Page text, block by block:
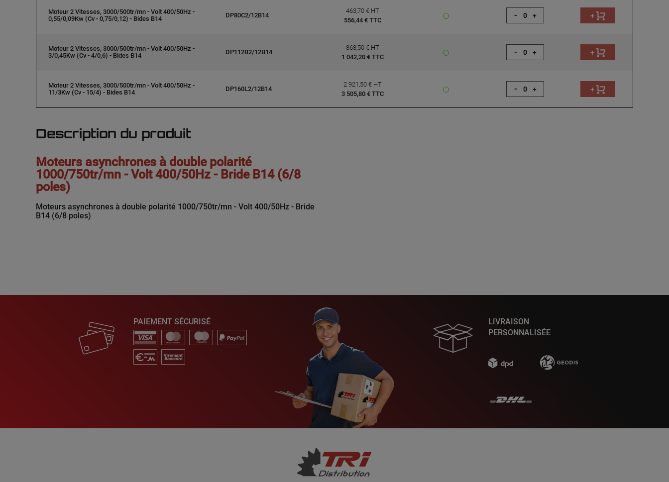
Moteur 2 Vitesses, 3000/500tr/mn - Volt 400/50Hz -
0,55/0,09Kw (Cv - 0,75/0,12) - Bides B14
DP80C2/12B14
463,70 € HT
556,44 € TTC
- + +
Moteur 2 Vitesses, 3000/500tr/mn - Volt 400/50Hz -
3/0,45Kw (Cv - 4/0,6) - Bides B14
DP112B2/12B14
868,50 € HT
1 042,20 € TTC
- + +
Moteur 2 Vitesses, 3000/500tr/mn - Volt 400/50Hz -
11/3Kw (Cv - 15/4) - Bides B14
DP160L2/12B14
2 921,50 € HT
3 505,80 € TTC
- + +
Description du produit
Moteurs asynchrones à double polarité
1000/750tr/mn - Volt 400/50Hz - Bride B14 (6/8
poles)
Moteurs asynchrones à double polarité 1000/750tr/mn - Volt 400/50Hz - Bride
B14 (6/8 poles)
PAIEMENT SÉCURISÉ
LIVRAISON
PERSONNALISÉE